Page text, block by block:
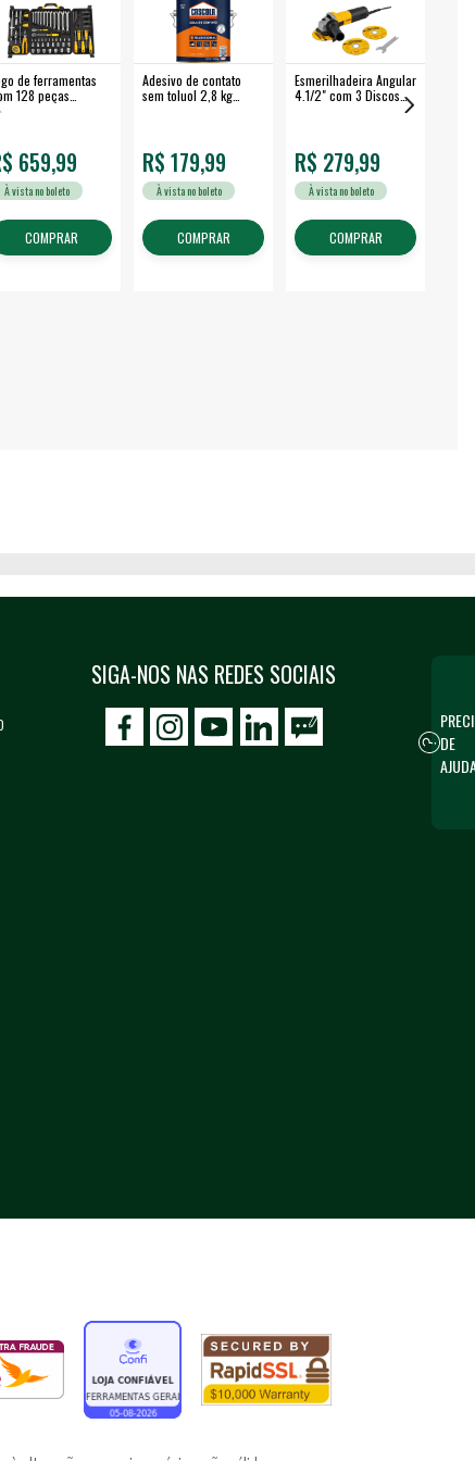
de ferramentas
128 peças
fechada -
659,99
À vista no boleto
COMPRAR
Adesivo de contato
sem toluol 2,8 kg
R$ 179,99
À vista no boleto
COMPRAR
Esmerilhadeira Angular
4.1/2" com 3 Discos
R$ 279,99
À vista no boleto
COMPRAR
SIGA-NOS NAS REDES SOCIAIS
icon-facebook
icon-social02icon-social03
DE